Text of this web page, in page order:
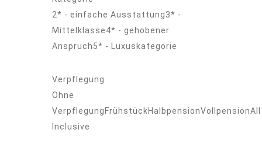
2* - einfache Ausstattung3* -
Mittelklasse4* - gehobener
Anspruch5* - Luxuskategorie
Verpflegung
Ohne
VerpflegungFrühstückHalbpensionVollpensionAll
Inclusive